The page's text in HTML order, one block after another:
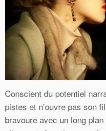
Conscient du potentiel
pistes et n’ouvre pas son
bravoure avec un long